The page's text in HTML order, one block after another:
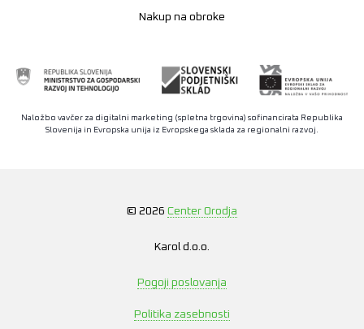
Nakup na obroke
Naložbo vavčer za digitalni marketing (spletna trgovina) sofinancirata Republika
Slovenija in Evropska unija iz Evropskega sklada za regionalni razvoj.
© 2026 Center Orodja
Karol d.o.o.
Pogoji poslovanja
Politika zasebnosti